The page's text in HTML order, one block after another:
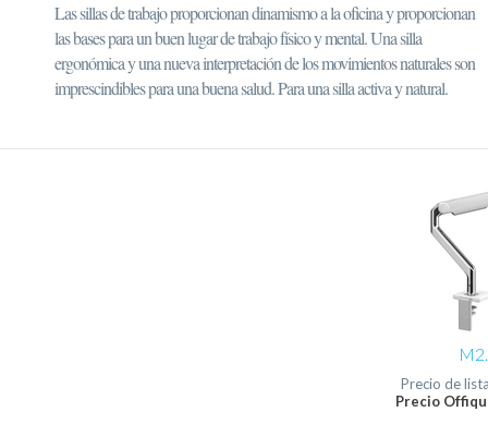
Las sillas de trabajo proporcionan dinamismo a la oficina y proporcionan
las bases para un buen lugar de trabajo físico y mental. Una silla
ergonómica y una nueva interpretación de los movimientos naturales son
imprescindibles para una buena salud. Para una silla activa y natural.
Precio de
Precio